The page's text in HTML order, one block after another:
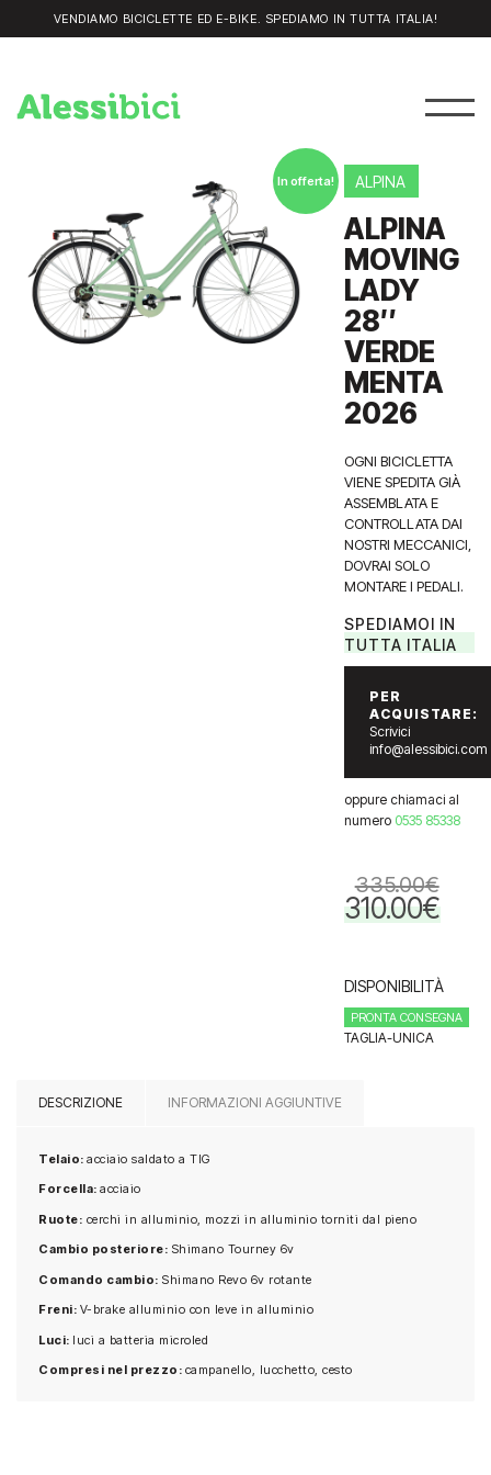
VENDIAMO BICICLETTE ED E-BIKE. SPEDIAMO IN TUTTA ITALIA!
In offerta! ALPINA
ALPINA
MOVING
LADY
28″
VERDE
MENTA
2026
OGNI BICICLETTA
VIENE SPEDITA GIÀ
ASSEMBLATA E
CONTROLLATA DAI
NOSTRI MECCANICI,
DOVRAI SOLO
MONTARE I PEDALI.
SPEDIAMOI IN
TUTTA ITALIA
PER
ACQUISTARE:
Scrivici
info@alessibici.com
oppure chiamaci al
numero 0535 85338
335.00€
Il
prezzo
335.00€.
310.00€Il
prezzo
310.00€.
DISPONIBILITÀ
PRONTA CONSEGNA
TAGLIA-UNICA
DESCRIZIONE INFORMAZIONI AGGIUNTIVE
Telaio: acciaio saldato a TIG
Forcella: acciaio
Ruote: cerchi in alluminio, mozzi in alluminio torniti dal pieno
Cambio posteriore: Shimano Tourney 6v
Comando cambio: Shimano Revo 6v rotante
Freni: V-brake alluminio con leve in alluminio
Luci: luci a batteria microled
Compresi nel prezzo: campanello, lucchetto, cesto